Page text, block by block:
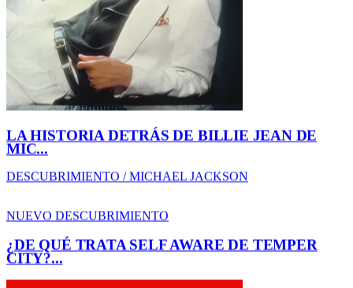
DESCUBRIMIENTO / MICHAEL JACKSON
NUEVO DESCUBRIMIENTO
¿DE QUÉ TRATA SELF AWARE DE TEMPER
CITY?...